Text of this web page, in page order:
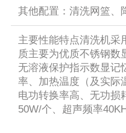
其他配置：清洗网篮、
主要性能特点清洗机采
质主要为优质不锈钢数
无溶液保护指示数显记
率、加热温度（及实际
电功转换率高、无功损
50W/个、超声频率